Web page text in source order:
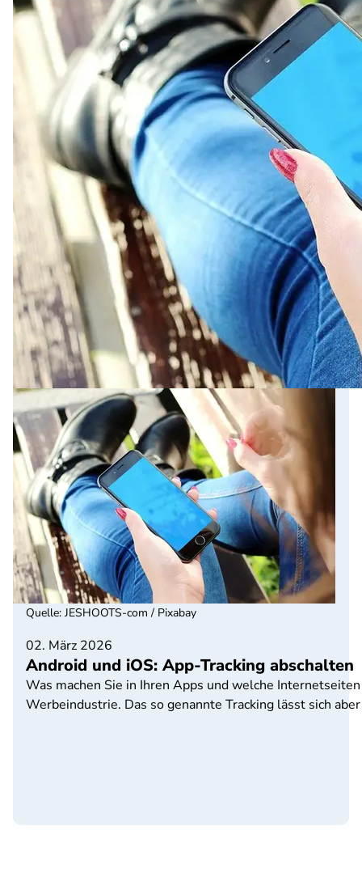
02. März 2026
Android und iOS: App-Tracking abschalten
Was machen Sie in Ihren Apps und welche
Werbeindustrie. Das so genannte Tracking lässt sich
Quelle: JESHOOTS-com / Pixabay